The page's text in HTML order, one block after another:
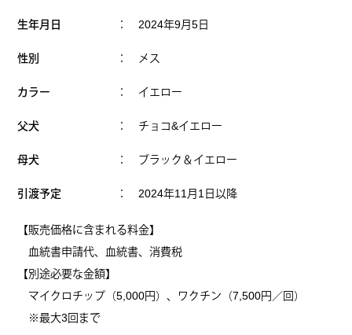
生年月日 ： 2024年9月5日
性別 ： メス
カラー ： イエロー
父犬 ： チョコ&イエロー
母犬 ： ブラック＆イエロー
引渡予定 ： 2024年11月1日以降
【販売価格に含まれる料金】
血統書申請代、血統書、消費税
【別途必要な金額】
マイクロチップ（5,000円）、ワクチン（7,500円／回）
※最大3回まで